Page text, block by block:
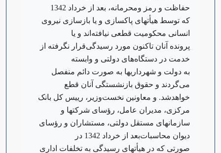
حفاظت و رمز و‌محرمانه، بعد از خرداد 1342
که توسط هیأتهای پاکسازی و یا بازسازی نیروی
انسانی محکومیت قطعی نیافته‌اند و یا
پرونده آنان تاکنون مورد رسیدگی‌قرار نگرفته از
خدمت در دستگاه‌های دولتی و وابسته
به دولت و شهرداریها به صورت دائم منفصل
می‌گردند و حقوق بازنشستگی آنان قطع
خواهد‌شد. و معاونین نخست‌وزیر، رییس کل بانک
مرکزی، مدیران عامل، رؤسای شرکتها و
سازمانهای مستقل دولتی، مستشاران و رؤسای
دیوان محاسبات‌بعد از خرداد 1342 در
صورتی که در هیأتهای رسیدگی به تخلفات اداری